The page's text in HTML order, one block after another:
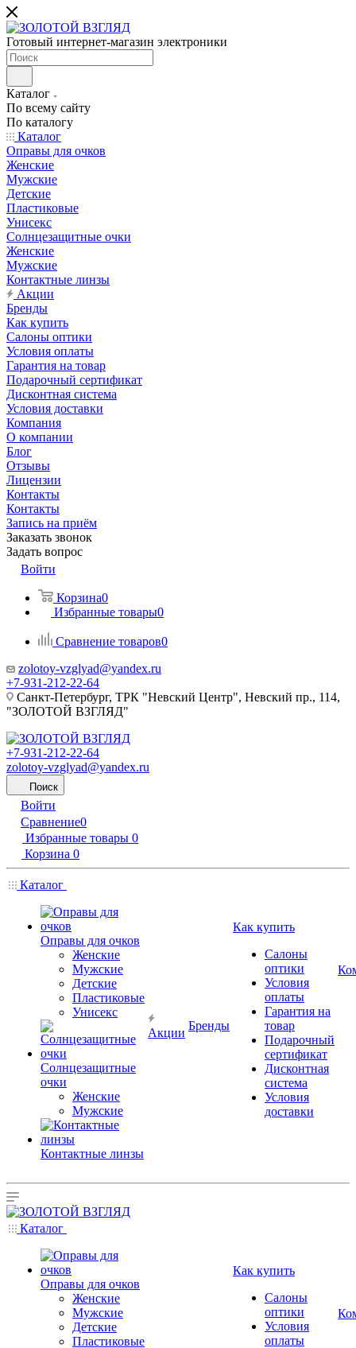
Готовый интернет-магазин электроники
Каталог
По всему сайту
По каталогу
Каталог
Оправы для очков
Женские
Мужские
Детские
Пластиковые
Унисекс
Солнцезащитные очки
Женские
Мужские
Контактные линзы
Акции
Бренды
Как купить
Салоны оптики
Условия оплаты
Гарантия на товар
Подарочный сертификат
Дисконтная система
Условия доставки
Компания
О компании
Блог
Отзывы
Лицензии
Контакты
Контакты
Запись на приём
Заказать звонок
Задать вопрос
Войти
Корзина0
Избранные товары0
Сравнение товаров0
zolotoy-vzglyad@yandex.ru
+7-931-212-22-64
Санкт-Петербург, ТРК "Невский Центр", Невский пр., 114,
"ЗОЛОТОЙ ВЗГЛЯД"
+7-931-212-22-64
zolotoy-vzglyad@yandex.ru
Поиск
Войти
Сравнение0
Избранные товары 0
Корзина 0
Каталог
Оправы для очков
Женские
Мужские
Детские
Пластиковые
Унисекс
Солнцезащитные
очки
Женские
Мужские
Контактные линзы
Акции
Бренды
Как купить
Салоны
оптики
Условия
оплаты
Гарантия на
товар
Подарочный
сертификат
Дисконтная
система
Условия
доставки
Каталог
Оправы для очков
Женские
Мужские
Детские
Пластиковые
Как купить
Салоны
оптики
Условия
оплаты